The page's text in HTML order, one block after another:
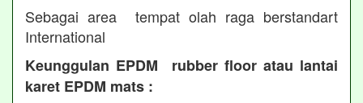
Sebagai area tempat olah raga berstandart
International
Keunggulan EPDM rubber floor atau lantai
karet EPDM mats :